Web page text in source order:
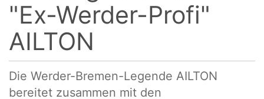
"Ex-Werder-Profi"
AILTON
Die Werder-Bremen-Legende AILTON
bereitet zusammen mit den